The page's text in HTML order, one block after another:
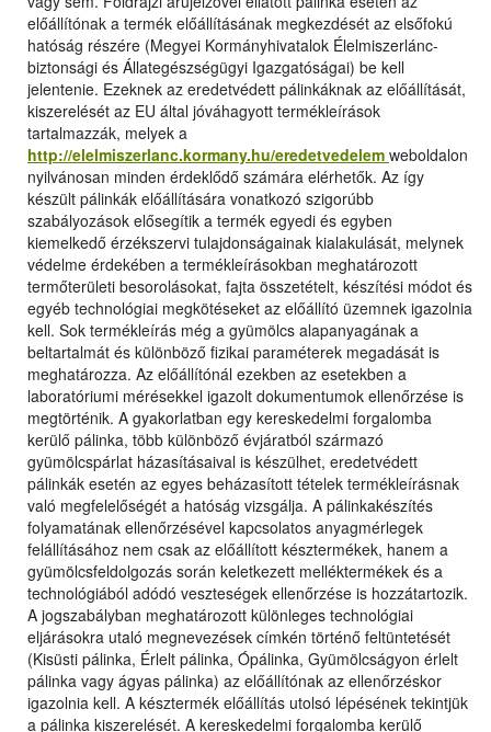
előállítónak a termék előállításának megkezdését az elsőfokú
hatóság részére (Megyei Kormányhivatalok Élelmiszerlánc-
biztonsági és Állategészségügyi Igazgatóságai) be kell
jelentenie. Ezeknek az eredetvédett pálinkáknak az előállítását,
kiszerelését az EU által jóváhagyott termékleírások
tartalmazzák, melyek a
http://elelmiszerlanc.kormany.hu/eredetvedelem weboldalon
nyilvánosan minden érdeklődő számára elérhetők. Az így
készült pálinkák előállítására vonatkozó szigorúbb
szabályozások elősegítik a termék egyedi és egyben
kiemelkedő érzékszervi tulajdonságainak kialakulását, melynek
védelme érdekében a termékleírásokban meghatározott
termőterületi besorolásokat, fajta összetételt, készítési módot és
egyéb technológiai megkötéseket az előállító üzemnek igazolnia
kell. Sok termékleírás még a gyümölcs alapanyagának a
beltartalmát és különböző fizikai paraméterek megadását is
meghatározza. Az előállítónál ezekben az esetekben a
laboratóriumi mérésekkel igazolt dokumentumok ellenőrzése is
megtörténik. A gyakorlatban egy kereskedelmi forgalomba
kerülő pálinka, több különböző évjáratból származó
gyümölcspárlat házasításaival is készülhet, eredetvédett
pálinkák esetén az egyes beházasított tételek termékleírásnak
való megfelelőségét a hatóság vizsgálja. A pálinkakészítés
folyamatának ellenőrzésével kapcsolatos anyagmérlegek
felállításához nem csak az előállított késztermékek, hanem a
gyümölcsfeldolgozás során keletkezett melléktermékek és a
technológiából adódó veszteségek ellenőrzése is hozzátartozik.
A jogszabályban meghatározott különleges technológiai
eljárásokra utaló megnevezések címkén történő feltüntetését
(Kisüsti pálinka, Érlelt pálinka, Ópálinka, Gyümölcságyon érlelt
pálinka vagy ágyas pálinka) az előállítónak az ellenőrzéskor
igazolnia kell. A késztermék előállítás utolsó lépésének tekintjük
a pálinka kiszerelését. A kereskedelmi forgalomba kerülő